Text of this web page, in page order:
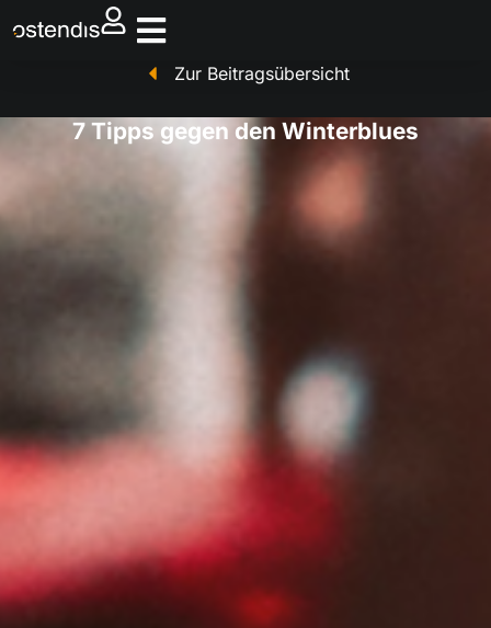
Zur Beitragsübersicht
7 Tipps gegen den Winterblues